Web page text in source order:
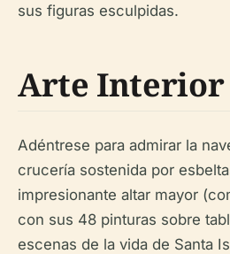
sus figuras esculpidas.
Arte Interior
Adéntrese para admirar la
crucería sostenida por
impresionante altar mayor
con sus 48 pinturas sobre
escenas de la vida de Santa